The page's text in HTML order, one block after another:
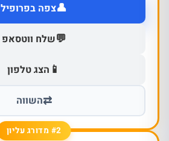
👤צפה בפרופיל
💬שלח ווטסאפ
📱 הצג טלפון
⇄השווה
#2 מדורג עליון